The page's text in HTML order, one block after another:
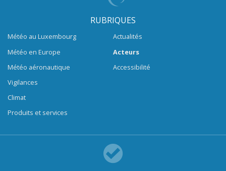
RUBRIQUES
Météo au Luxembourg
Météo en Europe
Météo aéronautique
Vigilances
Climat
Produits et services
Actualités
Acteurs
Accessibilité